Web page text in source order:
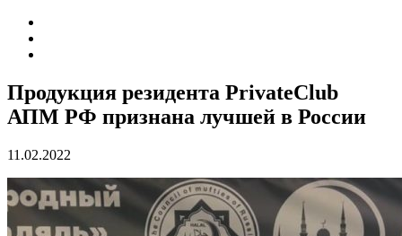
Продукция резидента PrivateClub
АПМ РФ признана лучшей в России
11.02.2022